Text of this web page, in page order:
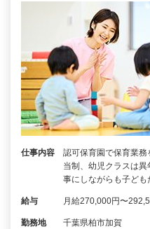
仕事内容
認可保育園で保育業
当制、幼児クラスは
事にしながらも子ど
給与 月給270,000円〜
勤務地 千葉県柏市加賀